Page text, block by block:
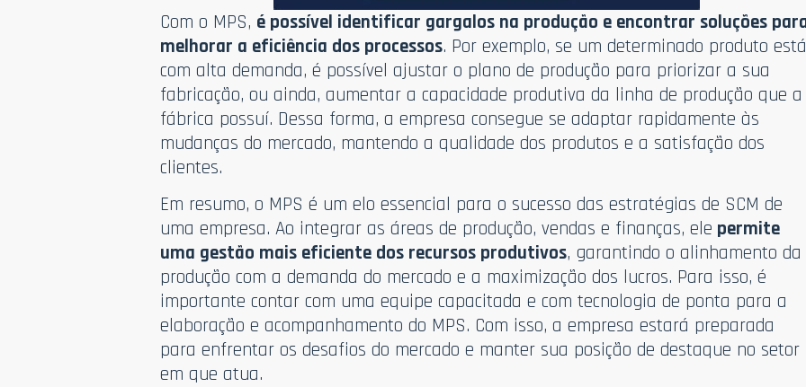
Com o MPS, é possível identificar gargalos na produção e encontrar soluções
melhorar a eficiência dos processos. Por exemplo, se um determinado produto
com alta demanda, é possível ajustar o plano de produção para priorizar a sua
fabricação, ou ainda, aumentar a capacidade produtiva da linha de produção que a
fábrica possuí. Dessa forma, a empresa consegue se adaptar rapidamente às
mudanças do mercado, mantendo a qualidade dos produtos e a satisfação dos
clientes.
Em resumo, o MPS é um elo essencial para o sucesso das estratégias de SCM de
uma empresa. Ao integrar as áreas de produção, vendas e finanças, ele permite
uma gestão mais eficiente dos recursos produtivos, garantindo o alinhamento da
produção com a demanda do mercado e a maximização dos lucros. Para isso, é
importante contar com uma equipe capacitada e com tecnologia de ponta para a
elaboração e acompanhamento do MPS. Com isso, a empresa estará preparada
para enfrentar os desafios do mercado e manter sua posição de destaque no setor
em que atua.